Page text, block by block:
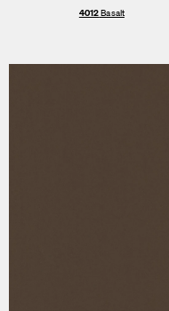
4012Basalt